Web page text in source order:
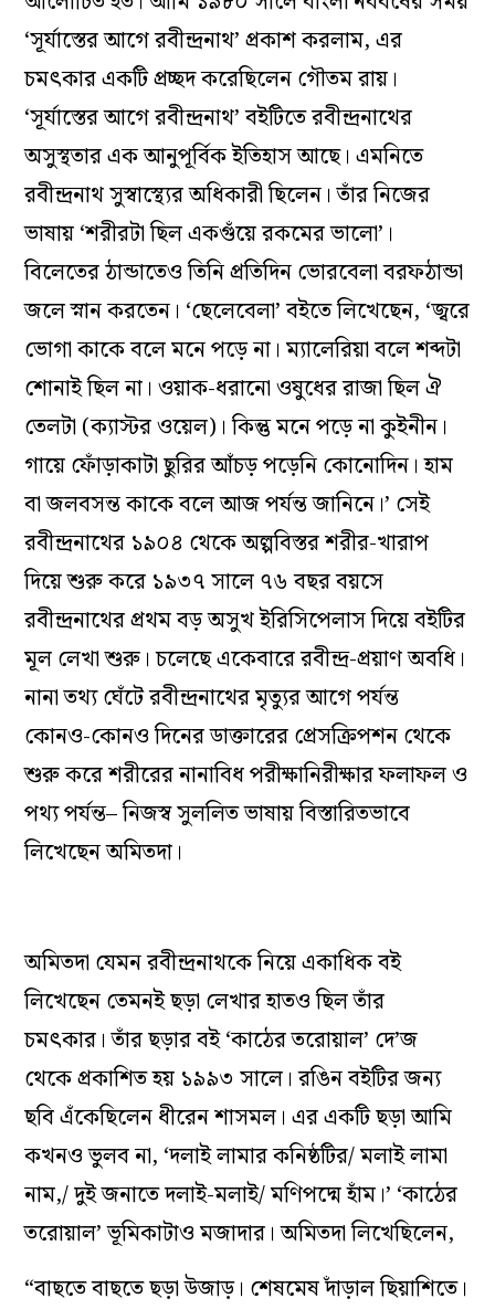
‘সূর্যাস্তের আগে রবীন্দ্রনাথ’ প্রকাশ করলাম, এর
চমৎকার একটি প্রচ্ছদ করেছিলেন গৌতম রায়।
‘সূর্যাস্তের আগে রবীন্দ্রনাথ’ বইটিতে রবীন্দ্রনাথের
অসুস্থতার এক আনুপূর্বিক ইতিহাস আছে। এমনিতে
রবীন্দ্রনাথ সুস্বাস্থ্যের অধিকারী ছিলেন। তাঁর নিজের
ভাষায় ‘শরীরটা ছিল একগুঁয়ে রকমের ভালো’।
বিলেতের ঠান্ডাতেও তিনি প্রতিদিন ভোরবেলা বরফঠান্ডা
জলে স্নান করতেন। ‘ছেলেবেলা’ বইতে লিখেছেন, ‘জ্বরে
ভোগা কাকে বলে মনে পড়ে না। ম্যালেরিয়া বলে শব্দটা
শোনাই ছিল না। ওয়াক-ধরানো ওষুধের রাজা ছিল ঐ
তেলটা (ক্যাস্টর ওয়েল)। কিন্তু মনে পড়ে না কুইনীন।
গায়ে ফোঁড়াকাটা ছুরির আঁচড় পড়েনি কোনোদিন। হাম
বা জলবসন্ত কাকে বলে আজ পর্যন্ত জানিনে।’ সেই
রবীন্দ্রনাথের ১৯০৪ থেকে অল্পবিস্তর শরীর-খারাপ
দিয়ে শুরু করে ১৯৩৭ সালে ৭৬ বছর বয়সে
রবীন্দ্রনাথের প্রথম বড় অসুখ ইরিসিপেলাস দিয়ে বইটির
মূল লেখা শুরু। চলেছে একেবারে রবীন্দ্র-প্রয়াণ অবধি।
নানা তথ্য ঘেঁটে রবীন্দ্রনাথের মৃত্যুর আগে পর্যন্ত
কোনও-কোনও দিনের ডাক্তারের প্রেসক্রিপশন থেকে
শুরু করে শরীরের নানাবিধ পরীক্ষানিরীক্ষার ফলাফল ও
পথ্য পর্যন্ত– নিজস্ব সুললিত ভাষায় বিস্তারিতভাবে
লিখেছেন অমিতদা।
অমিতদা যেমন রবীন্দ্রনাথকে নিয়ে একাধিক বই
লিখেছেন তেমনই ছড়া লেখার হাতও ছিল তাঁর
চমৎকার। তাঁর ছড়ার বই ‘কাঠের তরোয়াল’ দে’জ
থেকে প্রকাশিত হয় ১৯৯৩ সালে। রঙিন বইটির জন্য
ছবি এঁকেছিলেন ধীরেন শাসমল। এর একটি ছড়া আমি
কখনও ভুলব না, ‘দলাই লামার কনিষ্ঠটির/ মলাই লামা
নাম,/ দুই জনাতে দলাই-মলাই/ মণিপদ্মে হাঁম।’ ‘কাঠের
তরোয়াল’ ভূমিকাটাও মজাদার। অমিতদা লিখেছিলেন,
“বাছতে বাছতে ছড়া উজাড়। শেষমেষ দাঁড়াল ছিয়াশিতে।